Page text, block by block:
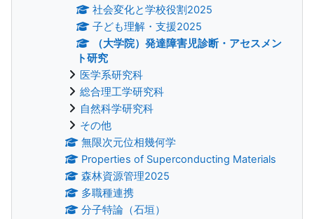
社会変化と学校役割2025
子ども理解・支援2025
（大学院）発達障害児診断・アセスメン
ト研究
医学系研究科
総合理工学研究科
自然科学研究科
その他
無限次元位相幾何学
Properties of Superconducting Materials
森林資源管理2025
多職種連携
分子特論（石垣）